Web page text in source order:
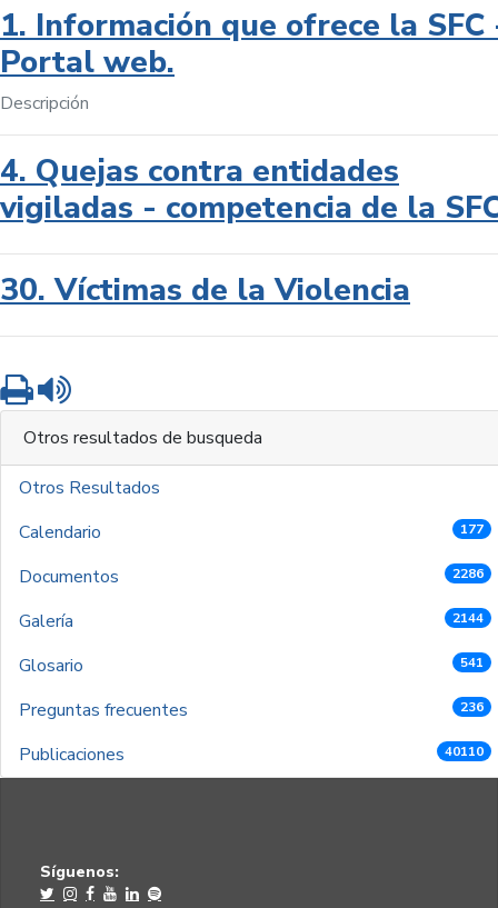
1. Información que ofrece la SFC
Portal web.
Descripción
4. Quejas contra entidades
vigiladas - competencia de la
30. Víctimas de la Violencia
Imprimir
Otros resultados de busqueda
Otros Resultados
Calendario
177
Documentos 2286
Galería 2144
Glosario 541
Preguntas frecuentes 236
Publicaciones 40110
Síguenos: